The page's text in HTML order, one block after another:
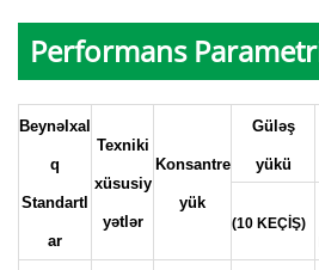
Performans
Beynəlxal
q
Standartl
ar
Texniki
xüsusiy
yətlər
Konsantre
yük
Güləş
yükü
(10 KEÇİŞ)